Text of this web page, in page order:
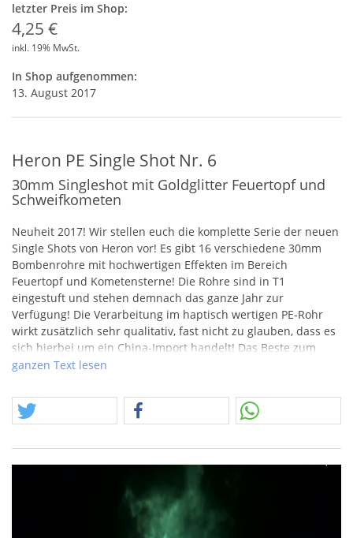
letzter Preis im Shop:
4,25 €
inkl. 19% MwSt.
In Shop aufgenommen:
13. August 2017
Heron PE Single Shot Nr. 6
30mm Singleshot mit Goldglitter Feuertopf und
Schweifkometen
Neuheit 2017! Wir stellen euch die komplette Serie der neuen
Single Shots von Heron vor! Es gibt 16 verschiedene 30mm
Bombenrohre mit hochwertigen Effekten im Bereich
Feuertopf und Kometensterne! Die Rohre sind in T1
eingestuft und stehen demnach das ganze Jahr zur
Verfügung! Die Verarbeitung im haptisch wertigen PE-Rohr
wirkt zusätzlich sehr qualitativ, fast nicht zu glauben, dass es
sich hierbei um ein China-Import handelt! Das Beste zum
Schluss: alle Versionen direkt am Lager!
ganzen Text lesen